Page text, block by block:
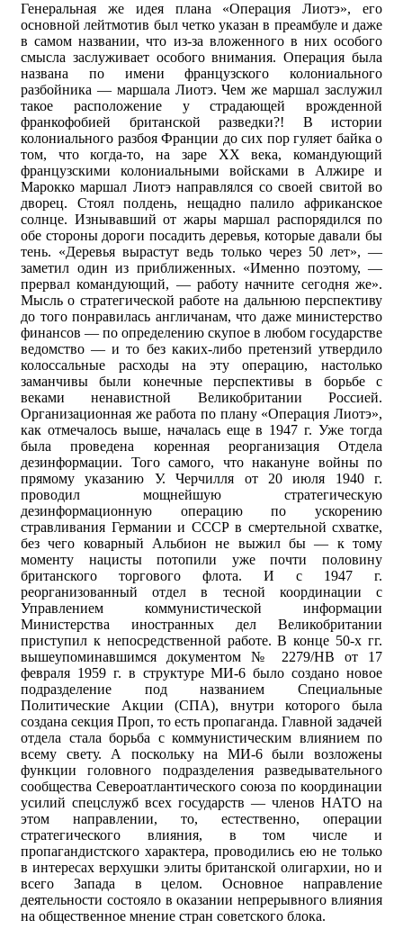
Генеральная же идея плана «Операция Лиотэ», его
основной лейтмотив был четко указан в преамбуле и даже
в самом названии, что из-за вложенного в них особого
смысла заслуживает особого внимания. Операция была
названа по имени французского колониального
разбойника — маршала Лиотэ. Чем же маршал заслужил
такое расположение у страдающей врожденной
франкофобией британской разведки?! В истории
колониального разбоя Франции до сих пор гуляет байка о
том, что когда-то, на заре XX века, командующий
французскими колониальными войсками в Алжире и
Марокко маршал Лиотэ направлялся со своей свитой во
дворец. Стоял полдень, нещадно палило африканское
солнце. Изнывавший от жары маршал распорядился по
обе стороны дороги посадить деревья, которые давали бы
тень. «Деревья вырастут ведь только через 50 лет», —
заметил один из приближенных. «Именно поэтому, —
прервал командующий, — работу начните сегодня же».
Мысль о стратегической работе на дальнюю перспективу
до того понравилась англичанам, что даже министерство
финансов — по определению скупое в любом государстве
ведомство — и то без каких-либо претензий утвердило
колоссальные расходы на эту операцию, настолько
заманчивы были конечные перспективы в борьбе с
веками ненавистной Великобритании Россией.
Организационная же работа по плану «Операция Лиотэ»,
как отмечалось выше, началась еще в 1947 г. Уже тогда
была проведена коренная реорганизация Отдела
дезинформации. Того самого, что накануне войны по
прямому указанию У. Черчилля от 20 июля 1940 г.
проводил мощнейшую стратегическую
дезинформационную операцию по ускорению
стравливания Германии и СССР в смертельной схватке,
без чего коварный Альбион не выжил бы — к тому
моменту нацисты потопили уже почти половину
британского торгового флота. И с 1947 г.
реорганизованный отдел в тесной координации с
Управлением коммунистической информации
Министерства иностранных дел Великобритании
приступил к непосредственной работе. В конце 50-х гг.
вышеупоминавшимся документом № 2279/НВ от 17
февраля 1959 г. в структуре МИ-6 было создано новое
подразделение под названием Специальные
Политические Акции (СПА), внутри которого была
создана секция Проп, то есть пропаганда. Главной задачей
отдела стала борьба с коммунистическим влиянием по
всему свету. А поскольку на МИ-6 были возложены
функции головного подразделения разведывательного
сообщества Североатлантического союза по координации
усилий спецслужб всех государств — членов НАТО на
этом направлении, то, естественно, операции
стратегического влияния, в том числе и
пропагандистского характера, проводились ею не только
в интересах верхушки элиты британской олигархии, но и
всего Запада в целом. Основное направление
деятельности состояло в оказании непрерывного влияния
на общественное мнение стран советского блока.